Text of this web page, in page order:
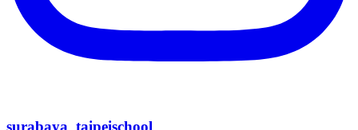
surabaya_taipeischool